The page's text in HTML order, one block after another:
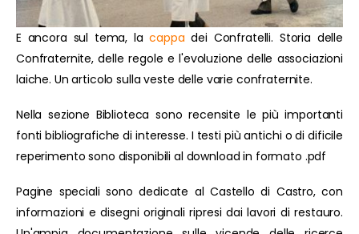
E ancora sul tema, lacappa dei Confratelli. Storia delle
Confraternite, delle regole e l'evoluzione delle associazioni
laiche. Un articolo sulla veste delle varie confraternite.
Nella sezione Biblioteca sono recensite le più importanti
fonti bibliografiche di interesse. I testi più antichi o di dificile
reperimento sono disponibili al download in formato .pdf
Pagine speciali sono dedicate al Castello di Castro, con
informazioni e disegni originali ripresi dai lavori di restauro.